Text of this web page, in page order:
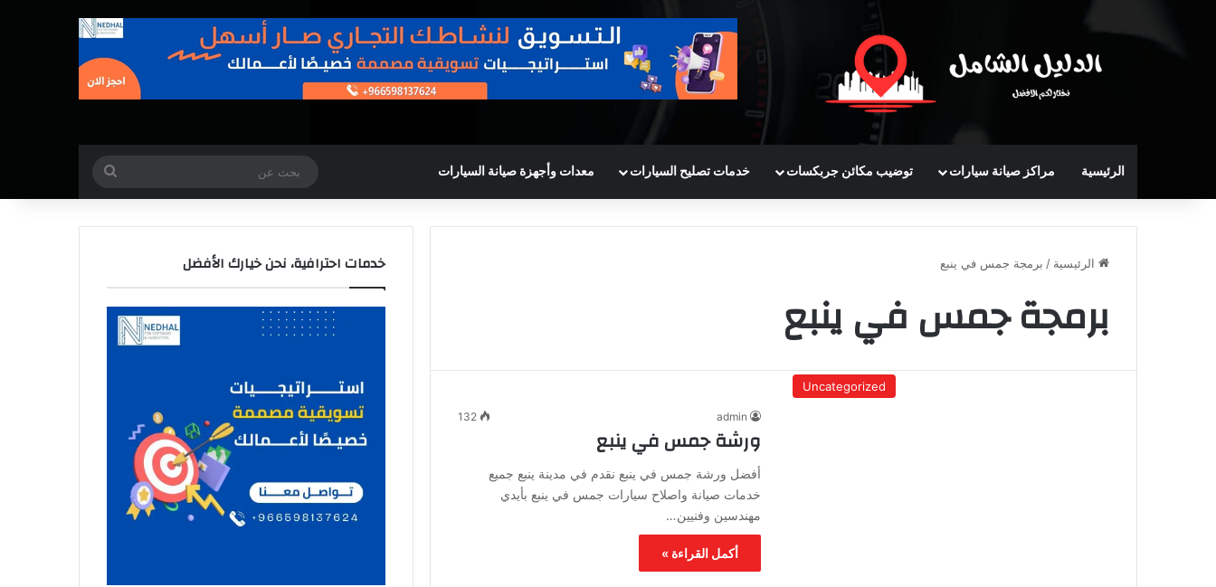
الرئيسية مراكز صيانة سيارات توضيب مكائن جربكسات خدمات تصليح السيارات معدات وأجهزة صيانة السيارات
عن
الرئيسية / برمجة جمس في ينبع
برمجة جمس في ينبع
Uncategorized
admin
132
ورشة جمس في ينبع
أفضل ورشة جمس في ينبع نقدم في مدينة ينبع جميع
خدمات صيانة واصلاح سيارات جمس في ينبع بأيدي
مهندسين وفنيين…
أكمل القراءة »
خدمات احترافية، نحن خيارك الأفضل